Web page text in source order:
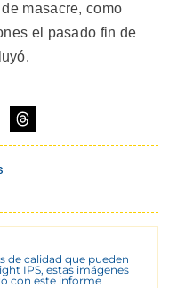
masacre, como
el pasado fin de
de calidad que pueden
IPS, estas imágenes
con este informe